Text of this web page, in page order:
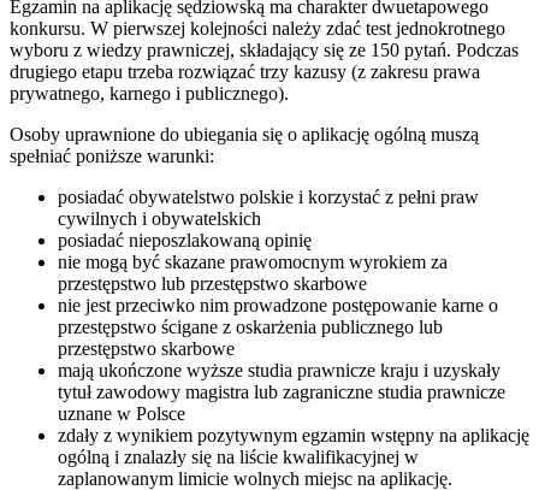
Egzamin na aplikację sędziowską ma charakter dwuetapowego
konkursu. W pierwszej kolejności należy zdać test jednokrotnego
wyboru z wiedzy prawniczej, składający się ze 150 pytań. Podczas
drugiego etapu trzeba rozwiązać trzy kazusy (z zakresu prawa
prywatnego, karnego i publicznego).
Osoby uprawnione do ubiegania się o aplikację ogólną muszą
spełniać poniższe warunki:
posiadać obywatelstwo polskie i korzystać z pełni praw
cywilnych i obywatelskich
posiadać nieposzlakowaną opinię
nie mogą być skazane prawomocnym wyrokiem za
przestępstwo lub przestępstwo skarbowe
nie jest przeciwko nim prowadzone postępowanie karne o
przestępstwo ścigane z oskarżenia publicznego lub
przestępstwo skarbowe
mają ukończone wyższe studia prawnicze kraju i uzyskały
tytuł zawodowy magistra lub zagraniczne studia prawnicze
uznane w Polsce
zdały z wynikiem pozytywnym egzamin wstępny na aplikację
ogólną i znalazły się na liście kwalifikacyjnej w
zaplanowanym limicie wolnych miejsc na aplikację.